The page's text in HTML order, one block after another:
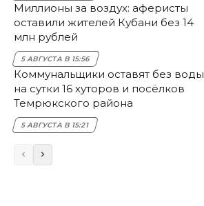
Миллионы за воздух: аферисты
оставили жителей Кубани без 14
млн рублей
5 АВГУСТА В 15:56
Коммунальщики оставят без воды
на сутки 16 хуторов и посёлков
Темрюкского района
5 АВГУСТА В 15:21